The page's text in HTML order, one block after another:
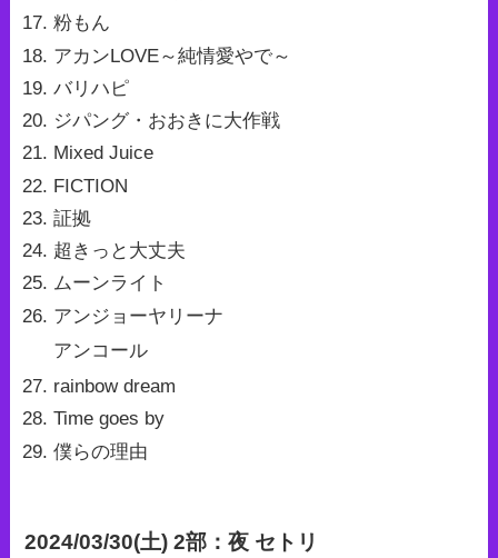
粉もん
アカンLOVE～純情愛やで～
バリハピ
ジパング・おおきに大作戦
Mixed Juice
FICTION
証拠
超きっと大丈夫
ムーンライト
アンジョーヤリーナ
アンコール
rainbow dream
Time goes by
僕らの理由
2024/03/30(土) 2部：夜 セトリ